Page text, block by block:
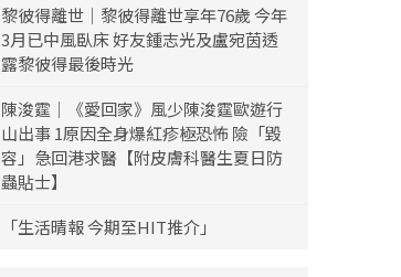
黎彼得離世｜黎彼得離世享年76歲 今年
3月已中風臥床 好友鍾志光及盧宛茵透
露黎彼得最後時光
陳浚霆｜《愛回家》風少陳浚霆歐遊行
山出事 1原因全身爆紅疹極恐怖 險「毀
容」急回港求醫【附皮膚科醫生夏日防
蟲貼士】
「生活晴報 今期至HIT推介」